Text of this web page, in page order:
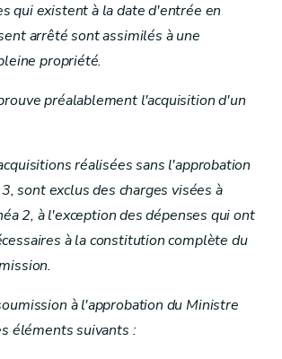
qui existent à la date d'entrée en
arrêté sont assimilés à une
propriété.
préalablement l'acquisition d'un
réalisées sans l'approbation
sont exclus des charges visées à
2, à l'exception des dépenses qui ont
à la constitution complète du
à l'approbation du Ministre
éléments suivants :